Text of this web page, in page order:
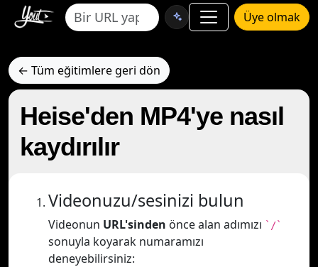
Üye olmak
← Tüm eğitimlere geri dön
Heise'den MP4'ye nasıl
kaydırılır
Videonuzu/sesinizi bulun
Videonun URL'sinden önce alan adımızı `/`
sonuyla koyarak numaramızı
deneyebilirsiniz: